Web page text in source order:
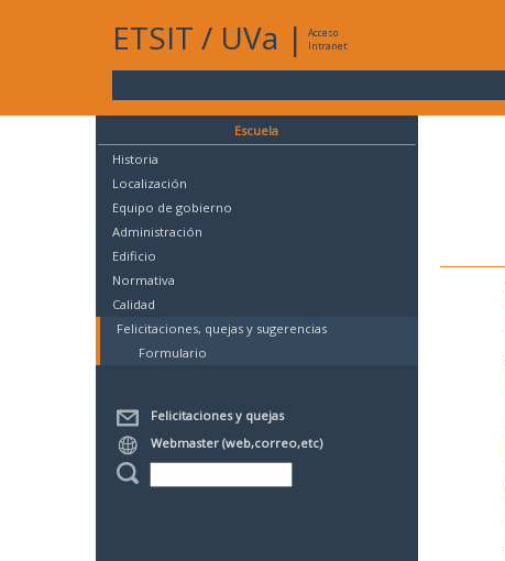
ETSIT / UVa |
Acceso
Intranet
Escuela
Historia
Localización
Equipo de gobierno
Administración
Edificio
Normativa
Calidad
Felicitaciones, quejas y sugerencias
Formulario
Felicitaciones y quejas
Webmaster (web,correo,etc)